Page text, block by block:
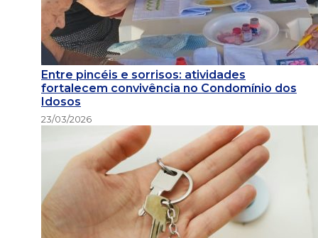
Entre pincéis e sorrisos: atividades
fortalecem convivência no Condomínio dos
Idosos
23/03/2026